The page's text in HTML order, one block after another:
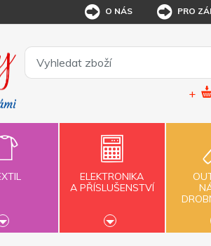
O NÁS PRO
+
ELEKTRONIKA
A PŘÍSLUŠENSTVÍ